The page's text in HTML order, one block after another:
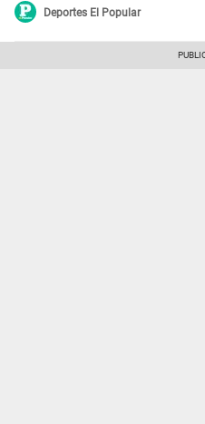
triunfo por 3-0 y título de la
Deportes El Popular